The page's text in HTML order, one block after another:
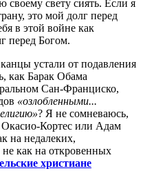
своему свету сиять. Если я
это мой долг перед
в этой войне как
перед Богом.
устали от подавления
как Барак Обама
Сан-Франциско,
«озлобленными...
? Я не сомневаюсь,
Кортес или Адам
на недалеких,
как на откровенных
христиане